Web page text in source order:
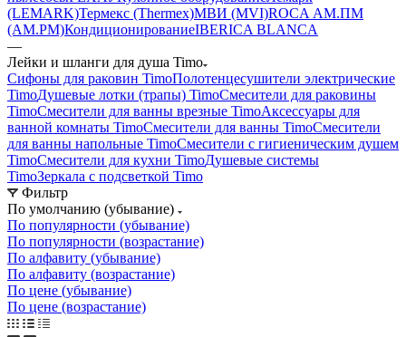
(LEMARK)Термекс (Thermex)МВИ (MVI)ROCA АМ.ПМ
(AM.PM)КондиционированиеIBERICA BLANCA
—
Лейки и шланги для душа Timo
Сифоны для раковин TimoПолотенцесушители электрические
TimoДушевые лотки (трапы) TimoСмесители для раковины
TimoСмесители для ванны врезные TimoАксессуары для
ванной комнаты TimoСмесители для ванны TimoСмесители
для ванны напольные TimoСмесители с гигиеническим душем
TimoСмесители для кухни TimoДушевые системы
TimoЗеркала с подсветкой Timo
Фильтр
По умолчанию (убывание)
По популярности (убывание)
По популярности (возрастание)
По алфавиту (убывание)
По алфавиту (возрастание)
По цене (убывание)
По цене (возрастание)